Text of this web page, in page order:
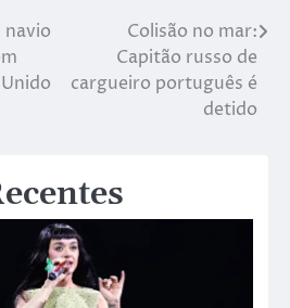
Colisão no mar:
Capitão russo de
cargueiro português é
detido